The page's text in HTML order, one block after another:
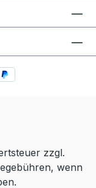
zzgl.
wenn